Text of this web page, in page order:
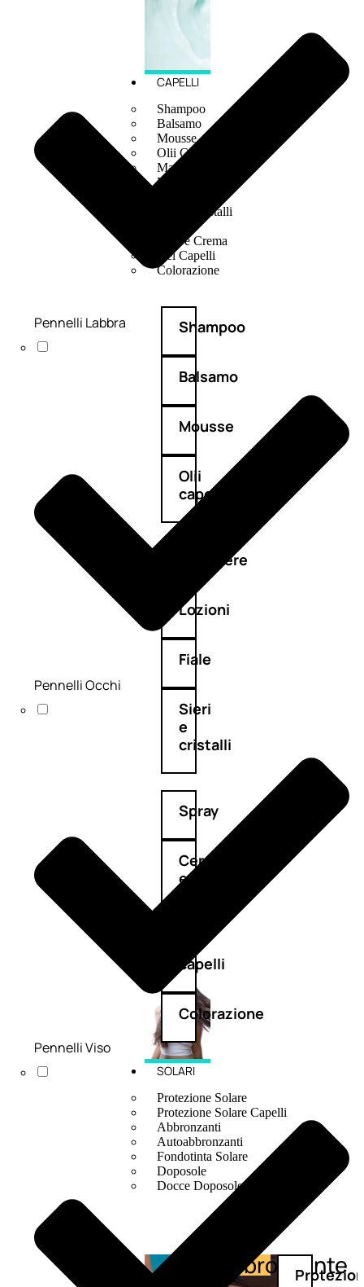
CAPELLI
Shampoo
Balsamo
Mousse
Olii Capelli
Maschere
Lozioni
Sieri e Cristalli
Cera e Crema
Gel Capelli
Colorazione
Shampoo
Balsamo
Mousse
Olii
capelli
Maschere
Lozioni
Fiale
Sieri
e
cristalli
Spray
Cera
e
Gel
capelli
Colorazione
SOLARI
Protezione Solare
Protezione Solare Capelli
Abbronzanti
Autoabbronzanti
Fondotinta Solare
Doposole
Docce Doposole
ProtezioneAbbronzante
Pennelli Labbra
Pennelli Occhi
Pennelli Viso